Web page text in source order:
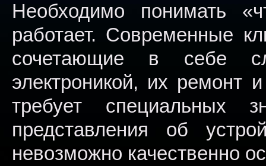
Необходимо понимать
работает. Современные
сочетающие в себе
электроникой, их ремонт
требует
представления об
невозможно качественно